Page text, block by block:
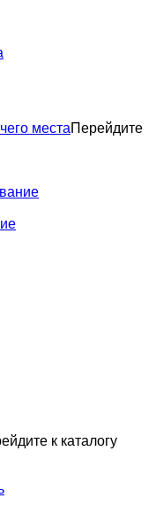
местаПерейдите
к каталогу